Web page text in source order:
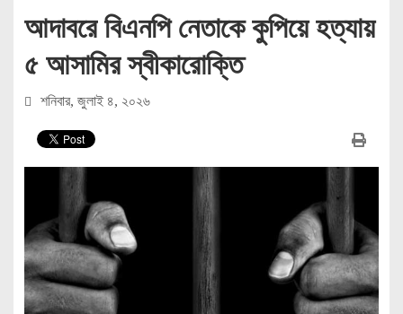
আদাবরে বিএনপি নেতাকে কুপিয়ে হত্যায়
৫ আসামির স্বীকারোক্তি
শনিবার, জুলাই ৪, ২০২৬